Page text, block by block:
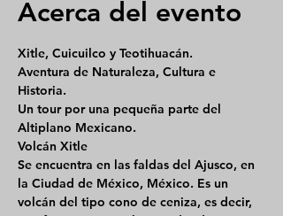
Acerca del evento
Xitle, Cuicuilco y Teotihuacán.
Aventura de Naturaleza, Cultura e
Historia.
Un tour por una pequeña parte del
Altiplano Mexicano.
Volcán Xitle
Se encuentra en las faldas del Ajusco, en
la Ciudad de México, México. Es un
volcán del tipo cono de ceniza, es decir,